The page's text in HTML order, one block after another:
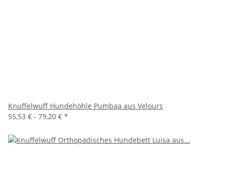
Knuffelwuff Hundehöhle Pumbaa aus Velours
55,53 € - 79,20 € *